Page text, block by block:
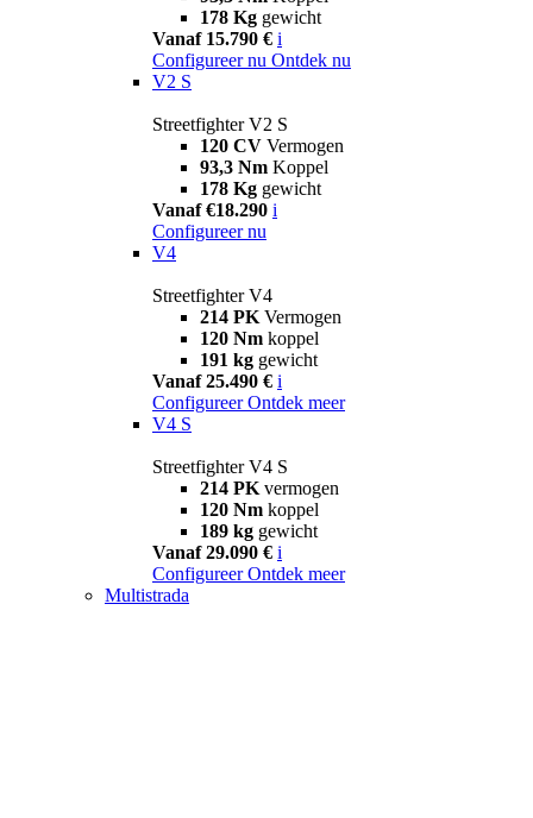
178 Kg gewicht
Vanaf 15.790 € i
Configureer nu Ontdek nu
V2 S
Streetfighter V2 S
120 CV Vermogen
93,3 Nm Koppel
178 Kg gewicht
Vanaf €18.290 i
Configureer nu
V4
Streetfighter V4
214 PK Vermogen
120 Nm koppel
191 kg gewicht
Vanaf 25.490 € i
Configureer Ontdek meer
V4 S
Streetfighter V4 S
214 PK vermogen
120 Nm koppel
189 kg gewicht
Vanaf 29.090 € i
Configureer Ontdek meer
Multistrada